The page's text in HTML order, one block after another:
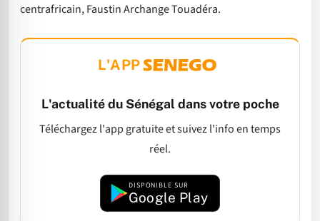
centrafricain, Faustin Archange Touadéra.
L'APP
L'actualité du Sénégal dans votre poche
Téléchargez l'app gratuite et suivez l'info en temps
réel.
DISPONIBLE SUR
Google Play